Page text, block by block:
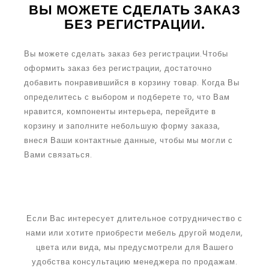
ВЫ МОЖЕТЕ СДЕЛАТЬ ЗАКАЗ
БЕЗ РЕГИСТРАЦИИ.
Вы можете сделать заказ без регистрации.Чтобы
оформить заказ без регистрации, достаточно
добавить понравившийся в корзину товар. Когда Вы
определитесь с выбором и подберете то, что Вам
нравится, компоненты интерьера, перейдите в
корзину и заполните небольшую форму заказа,
внеся Ваши контактные данные, чтобы мы могли с
Вами связаться.
Если Вас интересует длительное сотрудничество с
нами или хотите приобрести мебель другой модели,
цвета или вида, мы предусмотрели для Вашего
удобства консультацию менеджера по продажам.